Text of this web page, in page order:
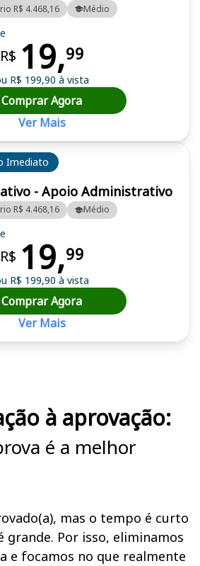
Imediato
- Apoio Administrativo
R$ 4.468,16 Médio
R$ 19,99
R$ 199,90 à vista
Comprar Agora
Ver Mais
R$ 4.468,16 Médio
R$ 19,99
R$ 199,90 à vista
Comprar Agora
Ver Mais
à aprovação:
é a melhor
mas o tempo é curto
grande. Por isso, eliminamos
e focamos no que realmente